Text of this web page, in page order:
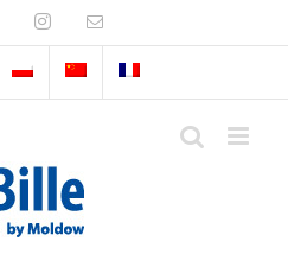
FacebookInstagramEmail